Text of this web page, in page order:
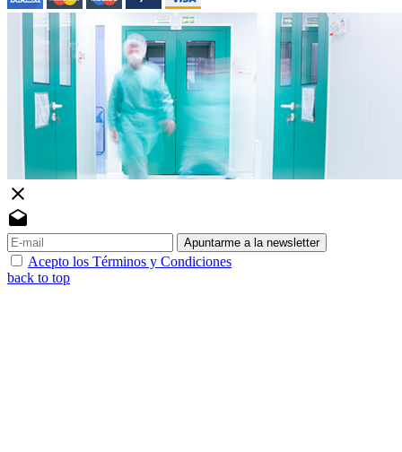
close
drafts
Apuntarme a la newsletter
Acepto los Términos y Condiciones
back to top